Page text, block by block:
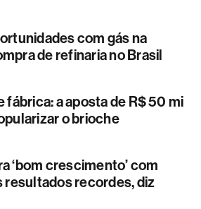
com gás na
de refinaria no Brasil
fábrica: a aposta de R$ 50 mi
o brioche
‘bom crescimento’ com
resultados recordes, diz